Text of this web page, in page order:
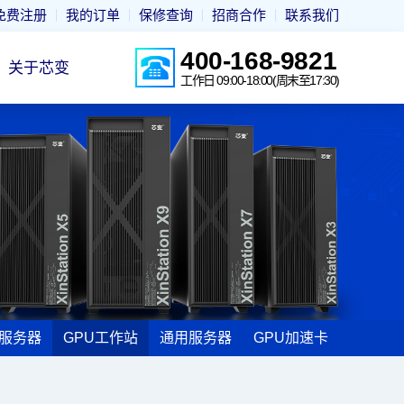
费注册 我的订单 保修查询 招商合作 联系我们
关于芯变 400-168-9821
工作日 09:00-18:00(周末至17:30)
务器 GPU工作站 通用服务器 GPU加速卡